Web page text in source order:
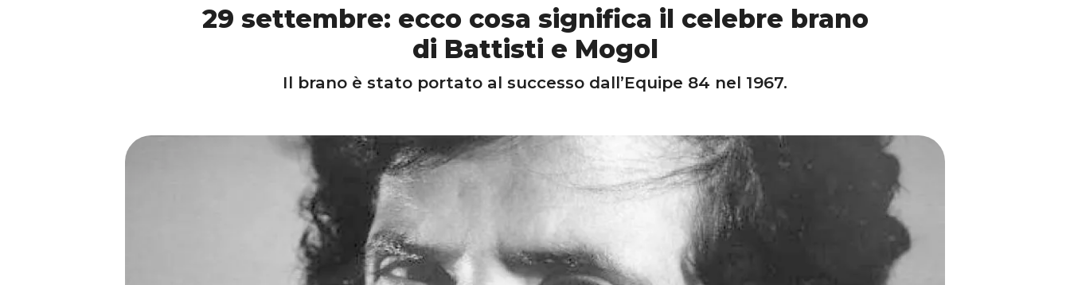
29 settembre: ecco cosa significa il celebre brano
di Battisti e Mogol
Il brano è stato portato al successo dall’Equipe 84 nel 1967.